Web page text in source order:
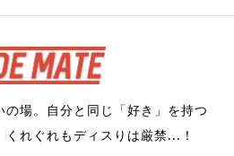
場。自分と同じ「好き」を持つ
れぐれもディスりは厳禁...！